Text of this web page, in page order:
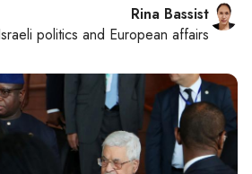
Rina Bassist
politics and European affairs